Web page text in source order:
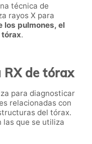
técnica de
rayos X para
los pulmones, el
.
RX de tórax
para diagnosticar
relacionadas con
del tórax.
las que se utiliza